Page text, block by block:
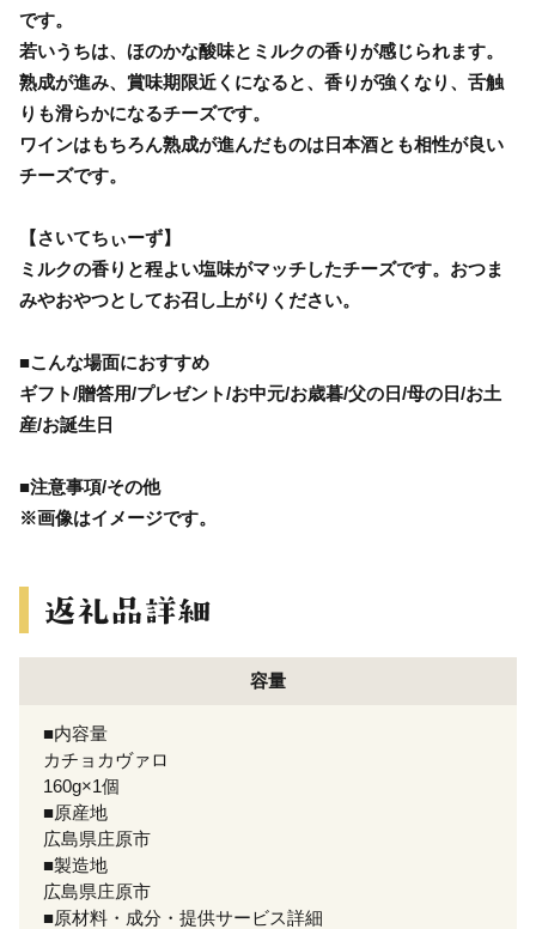
です。
若いうちは、ほのかな酸味とミルクの香りが感じられます。
熟成が進み、賞味期限近くになると、香りが強くなり、舌触
りも滑らかになるチーズです。
ワインはもちろん熟成が進んだものは日本酒とも相性が良い
チーズです。
【さいてちぃーず】
ミルクの香りと程よい塩味がマッチしたチーズです。おつま
みやおやつとしてお召し上がりください。
■こんな場面におすすめ
ギフト/贈答用/プレゼント/お中元/お歳暮/父の日/母の日/お土
産/お誕生日
■注意事項/その他
※画像はイメージです。
容量
■内容量
カチョカヴァロ
160g×1個
■原産地
広島県庄原市
■製造地
広島県庄原市
■原材料・成分・提供サービス詳細